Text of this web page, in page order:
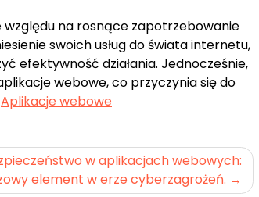
na rosnące zapotrzebowanie
swoich usług do świata internetu,
efektywność działania. Jednocześnie,
webowe, co przyczynia się do
Aplikacje webowe
w aplikacjach webowych:
element w erze cyberzagrożeń.